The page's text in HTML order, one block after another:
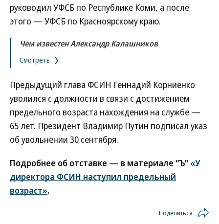
руководил УФСБ по Республике Коми, а после
этого — УФСБ по Красноярскому краю.
Чем известен Александр Калашников
Смотреть
Предыдущий глава ФСИН Геннадий Корниенко
уволился с должности в связи с достижением
предельного возраста нахождения на службе —
65 лет. Президент Владимир Путин подписал указ
об увольнении 30 сентября.
Подробнее об отставке — в материале “Ъ” «У
директора ФСИН наступил предельный
возраст».
Поделиться